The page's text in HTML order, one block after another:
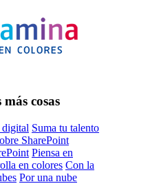
cosas
digital Suma tu talento
SharePoint
Piensa en
en colores Con la
Por una nube